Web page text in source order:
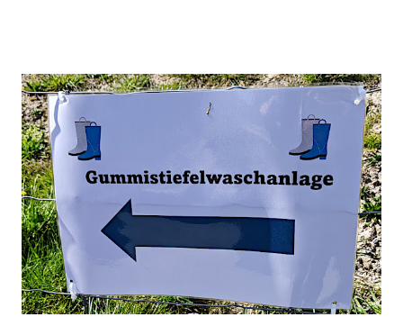
unauffälliger machen muss, damit die KI rechtslastig
argumentiert. So wird jetzt berichtet, dass der neue Grok
bei diversen Anfragen zu kontroversen Themen auf dem
Weg zu einer Antwort erst einmal Elons eigene Sicht der
Dinge auf Twitter abfragen und entscheidend relevant
verarbeiten muss. Das ist lächerlich und gefährlich
zugleich. Denn eine Information fehlt noch, Grok soll
künftig in den US-amerikanischen Behörden mitarbeiten,
zuvord...